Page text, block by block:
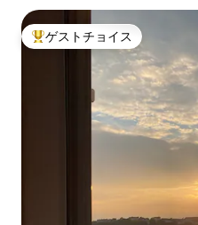
大好評のゲストチョイスです。
ゲストチョイス